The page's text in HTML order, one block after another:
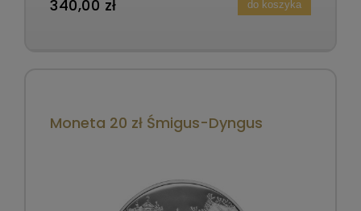
340,00 zł do koszyka
Moneta 20 zł Śmigus-Dyngus